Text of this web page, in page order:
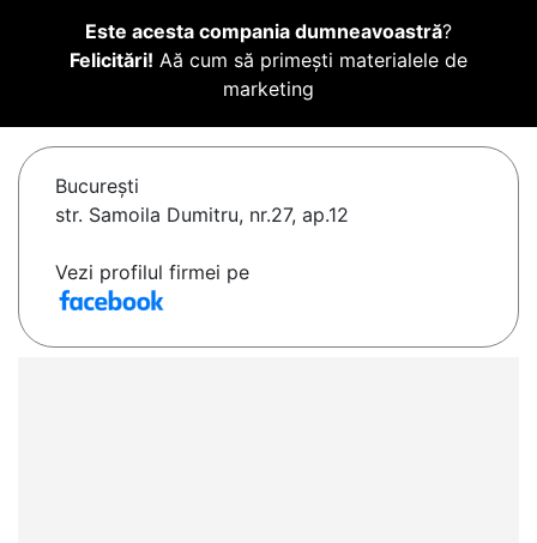
Este acesta compania dumneavoastră?
Felicitări! Aă cum să primești materialele de
marketing
Bucureşti
str. Samoila Dumitru, nr.27, ap.12
Vezi profilul firmei pe